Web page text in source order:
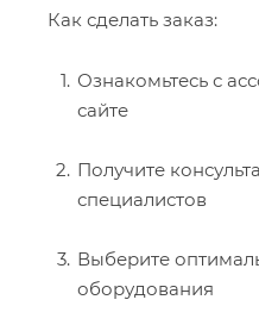
Как сделать заказ:
Ознакомьтесь с
сайте
Получите
специалистов
Выберите
оборудования